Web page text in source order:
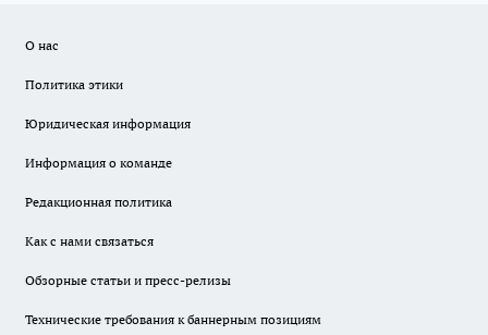
О нас
Политика этики
Юридическая информация
Информация о команде
Редакционная политика
Как с нами связаться
Обзорные статьи и пресс-релизы
Технические требования к баннерным позициям